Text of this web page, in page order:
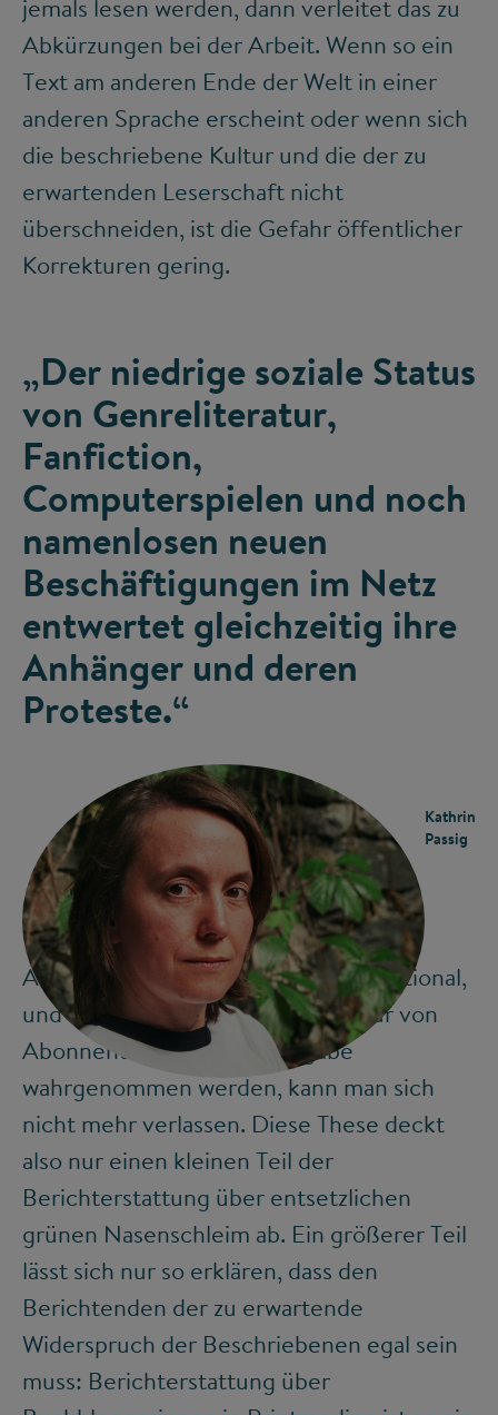
jemals lesen werden, dann verleitet das zu
Abkürzungen bei der Arbeit. Wenn so ein
Text am anderen Ende der Welt in einer
anderen Sprache erscheint oder wenn sich
die beschriebene Kultur und die der zu
erwartenden Leserschaft nicht
überschneiden, ist die Gefahr öffentlicher
Korrekturen gering.
„Der niedrige soziale Status
von Genreliteratur,
Fanfiction,
Computerspielen und noch
namenlosen neuen
Beschäftigungen im Netz
entwertet gleichzeitig ihre
Anhänger und deren
Proteste.“
Kathrin
Passig
Aber viele Netzkulturen sind international,
und darauf, dass Zeitungsartikel nur von
Abonnenten der Papierausgabe
wahrgenommen werden, kann man sich
nicht mehr verlassen. Diese These deckt
also nur einen kleinen Teil der
Berichterstattung über entsetzlichen
grünen Nasenschleim ab. Ein größerer Teil
lässt sich nur so erklären, dass den
Berichtenden der zu erwartende
Widerspruch der Beschriebenen egal sein
muss: Berichterstattung über